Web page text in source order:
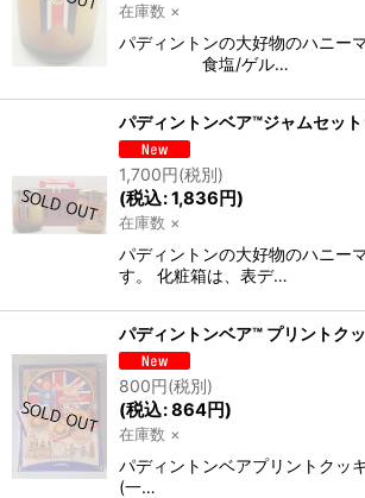
在庫数 ×
パディントンの大好物のハニー
食塩/ゲル…
パディントンベア™ジャムセッ
1,700円(税別)
(税込:1,836 円)
在庫数 ×
パディントンの大好物のハニ
す。 化粧箱は、表デ…
パディントンベア™ プリント
800円(税別)
(税込:864円)
在庫数 ×
パディントンベアプリントクッ
(一…